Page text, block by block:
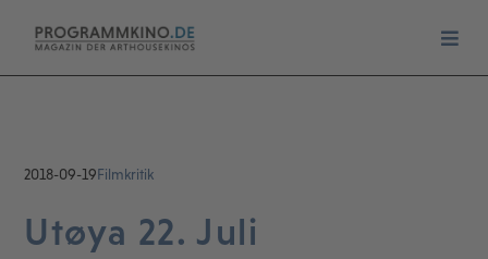
2018-09-19Filmkritik
Utøya 22. Juli